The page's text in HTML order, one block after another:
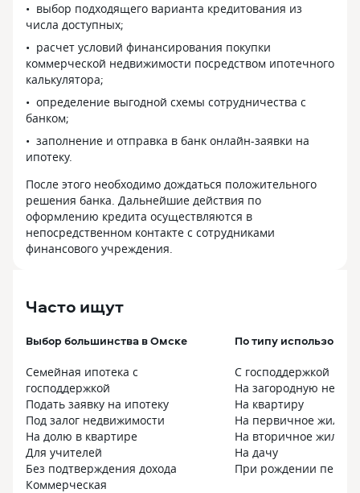
выбор подходящего варианта кредитования из
числа доступных;
расчет условий финансирования покупки
коммерческой недвижимости посредством ипотечного
калькулятора;
определение выгодной схемы сотрудничества с
банком;
заполнение и отправка в банк онлайн-заявки на
ипотеку.
После этого необходимо дождаться положительного
решения банка. Дальнейшие действия по
оформлению кредита осуществляются в
непосредственном контакте с сотрудниками
финансового учреждения.
Часто ищут
Выбор большинства в Омске
Семейная ипотека с
господдержкой
Подать заявку на ипотеку
Под залог недвижимости
На долю в квартире
Для учителей
Без подтверждения дохода
Коммерческая
По типу
С господдержкой
На загородную
На квартиру
На первичное жилье
На вторичное жилье
На дачу
При рождении